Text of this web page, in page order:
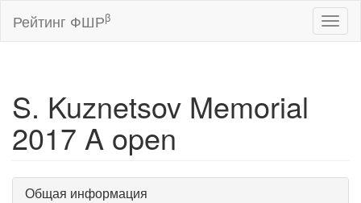
Рейтинг ФШРβ
S. Kuznetsov Memorial
2017 A open
Общая информация